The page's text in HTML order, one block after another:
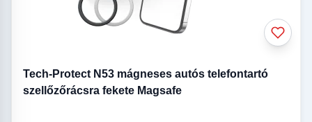
Tech-Protect N53 mágneses autós telefontartó
szellőzőrácsra fekete Magsafe